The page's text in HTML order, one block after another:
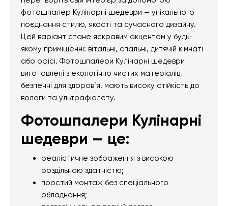
фотошпалер Кулінарні шедеври — унікального
поєднання стилю, якості та сучасного дизайну.
Цей варіант стане яскравим акцентом у будь-
якому приміщенні: вітальні, спальні, дитячій кімнаті
або офісі. Фотошпалери Кулінарні шедеври
виготовлені з екологічно чистих матеріалів,
безпечні для здоров’я, мають високу стійкість до
вологи та ультрафіолету.
Фотошпалери Кулінарні
шедеври — це:
реалістичне зображення з високою
роздільною здатністю;
простий монтаж без спеціального
обладнання;